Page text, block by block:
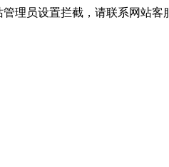
理员设置拦截，请联系网站客